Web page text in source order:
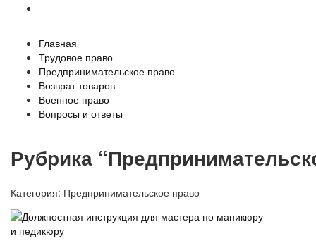
Главная
Трудовое право
Предпринимательское право
Возврат товаров
Военное право
Вопросы и ответы
Рубрика
Категория: Предпринимательское право